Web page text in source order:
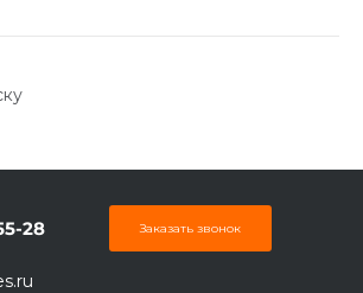
28 Заказать звонок